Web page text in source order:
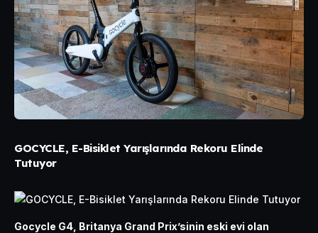
GOCYCLE, E-Bisiklet Yarışlarında Rekoru Elinde
Tutuyor
Gocycle G4, Britanya Grand Prix’sinin eski evi olan